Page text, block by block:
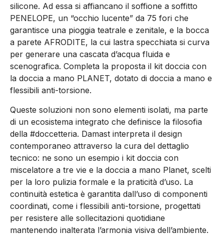
silicone. Ad essa si affiancano il soffione a soffitto
PENELOPE, un “occhio lucente” da 75 fori che
garantisce una pioggia teatrale e zenitale, e la bocca
a parete AFRODITE, la cui lastra specchiata si curva
per generare una cascata d’acqua fluida e
scenografica. Completa la proposta il kit doccia con
la doccia a mano PLANET, dotato di doccia a mano e
flessibili anti-torsione.
Queste soluzioni non sono elementi isolati, ma parte
di un ecosistema integrato che definisce la filosofia
della #doccetteria. Damast interpreta il design
contemporaneo attraverso la cura del dettaglio
tecnico: ne sono un esempio i kit doccia con
miscelatore a tre vie e la doccia a mano Planet, scelti
per la loro pulizia formale e la praticità d’uso. La
continuità estetica è garantita dall’uso di componenti
coordinati, come i flessibili anti-torsione, progettati
per resistere alle sollecitazioni quotidiane
mantenendo inalterata l’armonia visiva dell’ambiente.